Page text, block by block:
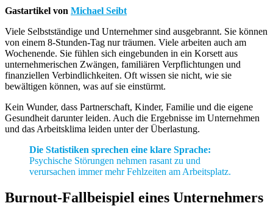
Gastartikel von Michael Seibt
Viele Selbstständige und Unternehmer sind ausgebrannt. Sie können
von einem 8-Stunden-Tag nur träumen. Viele arbeiten auch am
Wochenende. Sie fühlen sich eingebunden in ein Korsett aus
unternehmerischen Zwängen, familiären Verpflichtungen und
finanziellen Verbindlichkeiten. Oft wissen sie nicht, wie sie
bewältigen können, was auf sie einstürmt.
Kein Wunder, dass Partnerschaft, Kinder, Familie und die eigene
Gesundheit darunter leiden. Auch die Ergebnisse im Unternehmen
und das Arbeitsklima leiden unter der Überlastung.
Die Statistiken sprechen eine klare Sprache:
Psychische Störungen nehmen rasant zu und
verursachen immer mehr Fehlzeiten am Arbeitsplatz.
Burnout-Fallbeispiel eines Unternehmers